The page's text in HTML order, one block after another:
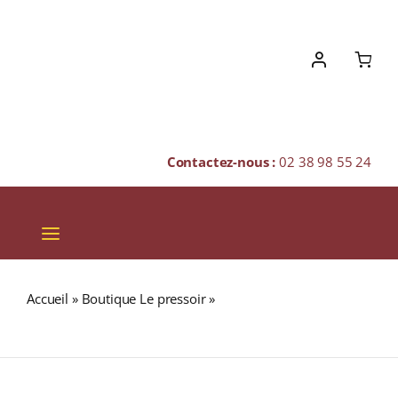
Contactez-nous :02 38 98 55 24
Toggle
Navigation
SPIRITUEUX
Accueil » Boutique Le pressoir»